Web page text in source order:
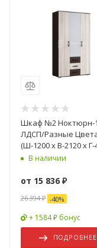
Шкаф №2 Ноктюрн-
ЛДСП/Разные
(Ш-1200 х В-2120 х
В наличии
от 15 836 ₽
26 394 ₽ -40%
+ 1584 ₽ бонус
ПОДРОБНЕЕ